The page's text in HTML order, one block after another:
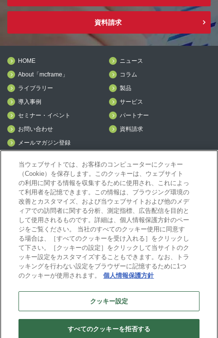
資料請求
HOME
ニュース
About「mcframe」
コラム
ライブラリー
製品
導入事例
サービス
セミナー・イベント
パートナー
お問い合わせ
資料請求
メールマガジン登録
mcframeナビ（ユーザ登録者）
mcframeユーザ会サイト（MCUG会員専用）
ID発行をご希望の方はこちら
パートナー専用サイト
mcframe GAパートナー専用サイト
MIJS
B-EN-Gについて
ビジネスエンジニアリング株式会社
当ウェブサイトでは、お客様のコンピューターにクッキー
（Cookie）を保存します。このクッキーは、ウェブサイト
の利用に関する情報を収集するために使用され、これによっ
て利用者を記憶できます。この情報は、ブラウジング環境の
改善とカスタマイズ、および当ウェブサイトおよび他のメデ
ィアでの訪問者に関する分析、測定指標、広告配信を目的と
して使用されるものです。詳細は、個人情報保護方針のペー
ジをご覧ください。 当社のすべてのクッキー使用に同意す
る場合は、［すべてのクッキーを受け入れる］をクリックし
て下さい。［クッキーの設定］をクリックして当サイトのク
ッキー設定をカスタマイズすることもできます。なお、トラ
ッキングを行わない設定をブラウザーに記憶するために1つ
のクッキーが使用されます。
個人情報保護方針
クッキー設定
すべてのクッキーを拒否する